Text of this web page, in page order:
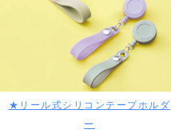
★リール式シリコンテープホルダ
ー